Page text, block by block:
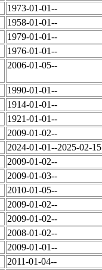
1973-01-01--
1958-01-01--
1979-01-01--
1976-01-01--
2006-01-05--
1990-01-01--
1914-01-01--
1921-01-01--
2009-01-02--
2024-01-01--2025-02-15
2009-01-02--
2009-01-03--
2010-01-05--
2009-01-02--
2009-01-02--
2008-01-02--
2009-01-01--
2011-01-04--